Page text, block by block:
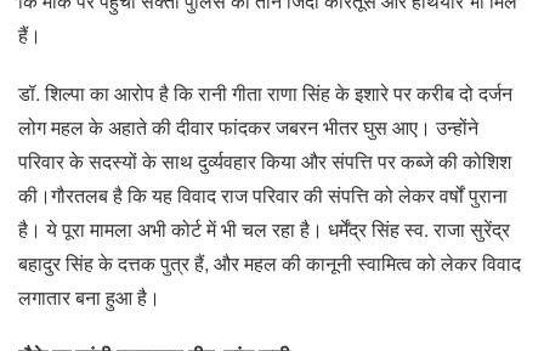
हैं।
डॉ. शिल्पा का आरोप है कि रानी गीता राणा सिंह के इशारे पर करीब दो दर्जन
लोग महल के अहाते की दीवार फांदकर जबरन भीतर घुस आए। उन्होंने
परिवार के सदस्यों के साथ दुर्व्यवहार किया और संपत्ति पर कब्जे की कोशिश
की।गौरतलब है कि यह विवाद राज परिवार की संपत्ति को लेकर वर्षों पुराना
है। ये पूरा मामला अभी कोर्ट में भी चल रहा है। धर्मेंद्र सिंह स्व. राजा सुरेंद्र
बहादुर सिंह के दत्तक पुत्र हैं, और महल की कानूनी स्वामित्व को लेकर विवाद
लगातार बना हुआ है।